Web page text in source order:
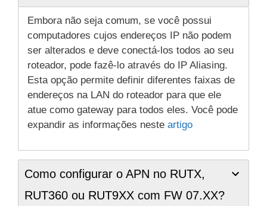
Embora não seja comum, se você possui
computadores cujos endereços IP não podem
ser alterados e deve conectá-los todos ao seu
roteador, pode fazê-lo através do IP Aliasing.
Esta opção permite definir diferentes faixas de
endereços na LAN do roteador para que ele
atue como gateway para todos eles. Você pode
expandir as informações neste artigo
Como configurar o APN no RUTX,
RUT360 ou RUT9XX com FW 07.XX?